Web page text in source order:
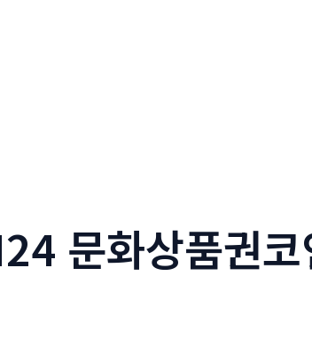
문화상품권코